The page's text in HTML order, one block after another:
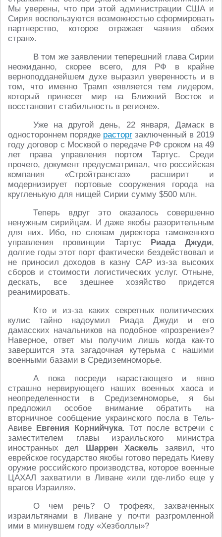
Мы уверены, что при этой администрации США и
Сирия воспользуются возможностью сформировать
партнерство, которое отражает чаяния обеих
стран».
В том же заявлении теперешний глава Сирии
неожиданно, скорее всего, для РФ в крайне
верноподданейшем духе выразил уверенность и в
том, что именно Трамп «является тем лидером,
который принесет мир на Ближний Восток и
восстановит стабильность в регионе».
Уже на другой день, 22 января, Дамаск в
одностороннем порядке расторг заключенный в 2019
году договор с Москвой о передаче РФ сроком на 49
лет права управления портом Тартус. Среди
прочего, документ предусматривал, что российская
компания «Стройтрансгаз» расширит и
модернизирует портовые сооружения города на
кругленькую для нищей Сирии сумму $500 млн.
Теперь вдруг это оказалось совершенно
ненужным сирийцам. И даже якобы разорительным
для них. Ибо, по словам директора таможенного
управления провинции Тартус Риада Джуди,
долгие годы этот порт фактически бездействовал и
не приносил доходов в казну САР из-за высоких
сборов и стоимости логистических услуг. Отныне,
дескать, все здешнее хозяйство придется
реанимировать.
Кто и из-за каких секретных политических
кулис тайно надоумил Риада Джуди и его
дамасских начальников на подобное «прозрение»?
Наверное, ответ мы получим лишь когда как-то
завершится эта загадочная кутерьма с нашими
военными базами в Средиземноморье.
А пока посреди нарастающего и явно
страшно нервирующего наших военных хаоса и
неопределенности в Средиземноморье, я бы
предложил особое внимание обратить на
вторничное сообщение украинского посла в Тель-
Авиве Евгения Корнийчука. Тот после встречи с
заместителем главы израильского министра
иностранных дел Шаррен Хаскель заявил, что
еврейское государство якобы готово передать Киеву
оружие российского производства, которое военные
ЦАХАЛ захватили в Ливане «или где-либо еще у
врагов Израиля».
О чем речь? О трофеях, захваченных
израильтянами в Ливане у почти разгромленной
ими в минувшем году «Хезболлы»?